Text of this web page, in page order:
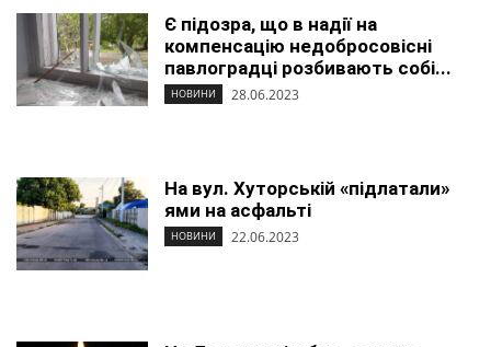
Є підозра, що в надії на
компенсацію недобросовісні
павлоградці розбивають собі...
НОВИНИ 28.06.2023
На вул. Хуторській «підлатали»
ями на асфальті
НОВИНИ 22.06.2023